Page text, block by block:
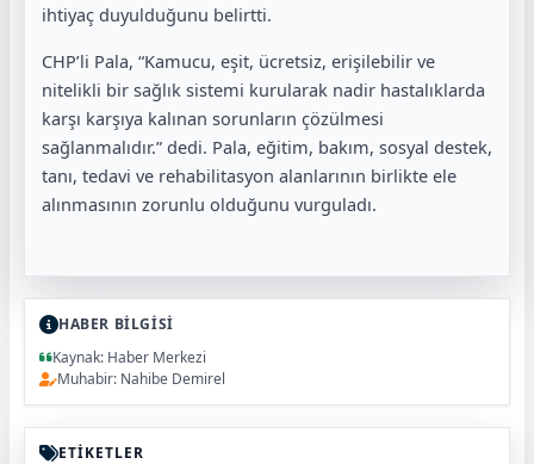
ihtiyaç duyulduğunu belirtti.
CHP’li Pala, “Kamucu, eşit, ücretsiz, erişilebilir ve
nitelikli bir sağlık sistemi kurularak nadir hastalıklarda
karşı karşıya kalınan sorunların çözülmesi
sağlanmalıdır.” dedi. Pala, eğitim, bakım, sosyal destek,
tanı, tedavi ve rehabilitasyon alanlarının birlikte ele
alınmasının zorunlu olduğunu vurguladı.
HABER BİLGİSİ
Kaynak: Haber Merkezi
Muhabir: Nahibe Demirel
ETİKETLER